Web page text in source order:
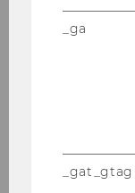
_ga
_gat_gtag